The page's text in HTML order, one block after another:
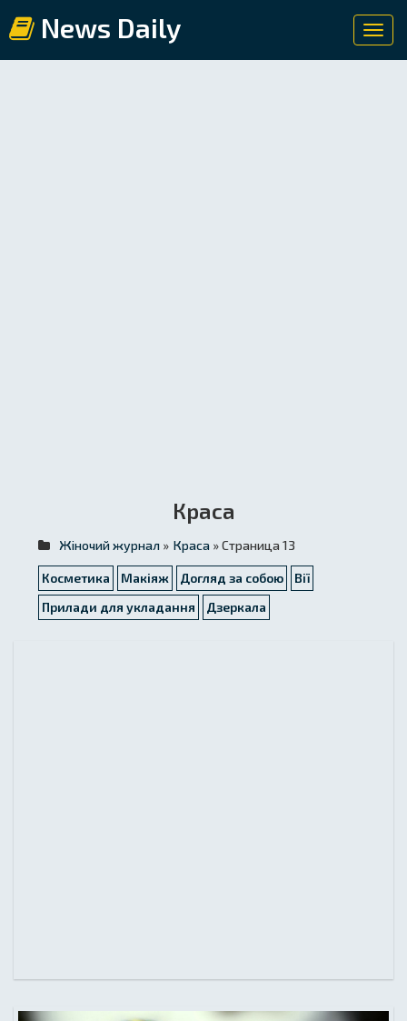
News Daily
Краса
Жіночий журнал » Краса » Страница 13
Косметика Макіяж Догляд за собою
Вії
Прилади для укладання
Дзеркала